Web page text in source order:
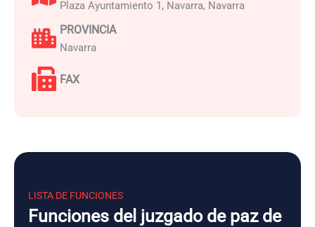
Plaza Ayuntamiento 1, Navarra, Navarra
PROVINCIA
Navarra
FAX
LISTA DE FUNCIONES
Funciones del juzgado de paz de